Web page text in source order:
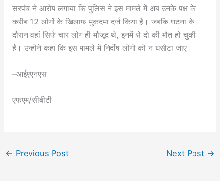
सरपंच ने आरोप लगाया कि पुलिस ने इस मामले में अब उनके पक्ष के
करीब 12 लोगों के खिलाफ मुकदमा दर्ज किया है। जबकि घटना के
दौरान वहां सिर्फ चार लोग ही मौजूद थे, इनमें से दो की मौत हो चुकी
है। उन्होंने कहा कि इस मामले में निर्दोष लोगों को न घसीटा जाए।
–आईएएनएस
एफएम/सीबीटी
← Previous Post Next Post →